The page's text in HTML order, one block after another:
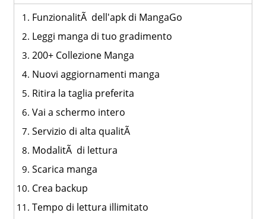
FunzionalitÃ dell'apk di MangaGo
Leggi manga di tuo gradimento
200+ Collezione Manga
Nuovi aggiornamenti manga
Ritira la taglia preferita
Vai a schermo intero
Servizio di alta qualitÃ
ModalitÃ di lettura
Scarica manga
Crea backup
Tempo di lettura illimitato